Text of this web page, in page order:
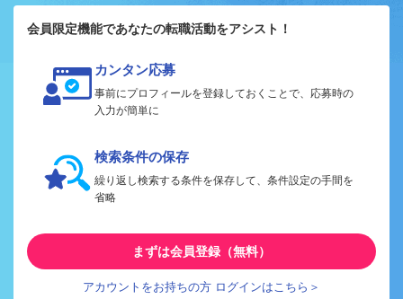
会員限定機能であなたの転職活動をアシスト！
カンタン応募
事前にプロフィールを登録しておくことで、応募時の
入力が簡単に
検索条件の保存
繰り返し検索する条件を保存して、条件設定の手間を
省略
まずは会員登録（無料）
アカウントをお持ちの方 ログインはこちら＞